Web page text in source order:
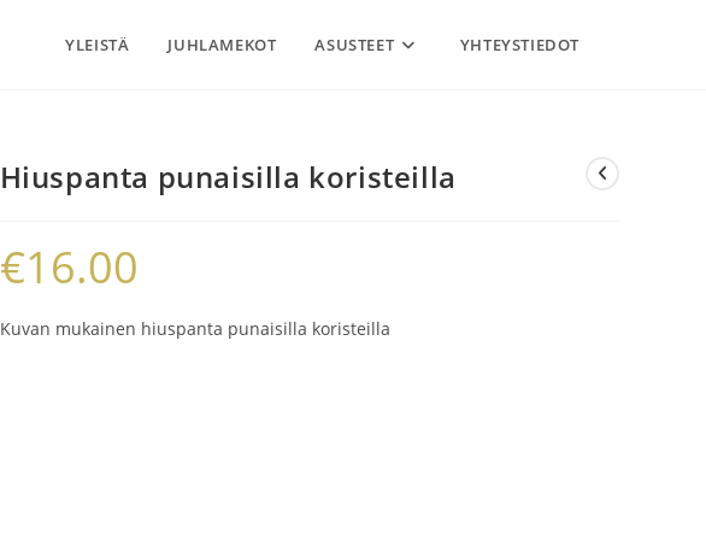
YLEISTÄ JUHLAMEKOT ASUSTEET YHTEYSTIEDOT
Hiuspanta punaisilla koristeilla
€16.00
Kuvan mukainen hiuspanta punaisilla koristeilla